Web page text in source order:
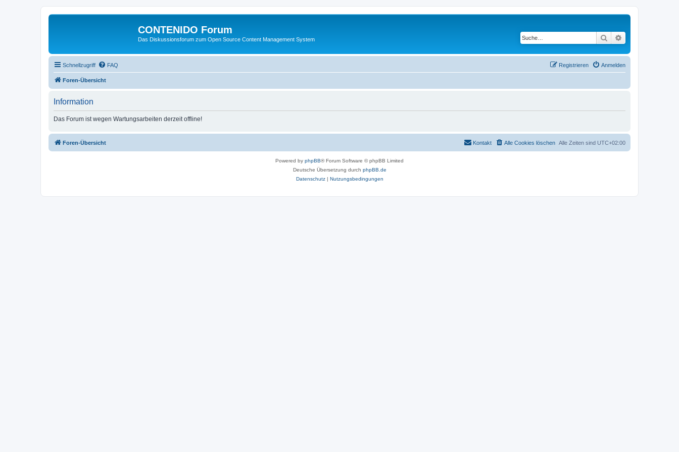
CONTENIDO Forum
Das Diskussionsforum zum Open Source Content Management System Suche
Schnellzugriff FAQ Anmelden
Registrieren
Foren-Übersicht
Information
Das Forum ist wegen Wartungsarbeiten derzeit offline!
Foren-Übersicht Alle Zeiten sind UTC+02:00
Alle Cookies löschen
Kontakt
Powered by phpBB® Forum Software © phpBB Limited
Deutsche Übersetzung durch phpBB.de
Datenschutz| Nutzungsbedingungen